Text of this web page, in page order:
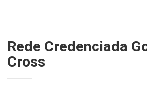
Rede Credenciada
Cross